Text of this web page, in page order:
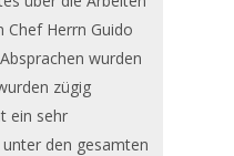
Chef Herrn Guido
wurden
zügig
ein sehr
den gesamten